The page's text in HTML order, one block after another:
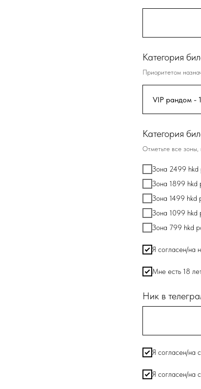
Категория
Приоритетом
Категория
Отметьте все зоны,
Зона 2499
Зона 1899 hkd
Зона 1499 hkd
Зона 1099 hkd
Зона 799 hkd
Я согласен/на
Мне есть 18
Ник в
Я согласен/на с
Я согласен/на с